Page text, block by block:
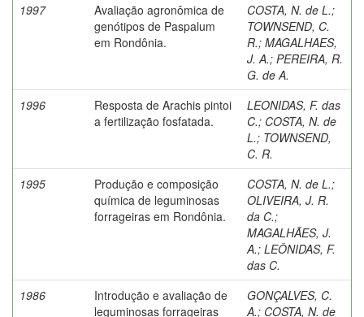
1997
Avaliação agronômica de
genótipos de Paspalum
em Rondônia.
COSTA, N. de L.;
TOWNSEND, C.
R.; MAGALHAES,
J. A.; PEREIRA, R.
G. de A.
1996
Resposta de Arachis pintoi
a fertilização fosfatada.
LEONIDAS, F. das
C.; COSTA, N. de
L.; TOWNSEND,
C. R.
1995
Produção e composição
química de leguminosas
forrageiras em Rondônia.
COSTA, N. de L.;
OLIVEIRA, J. R.
da C.;
MAGALHÃES, J.
A.; LEÔNIDAS, F.
das C.
1986
Introdução e avaliação de
leguminosas forrageiras
GONÇALVES, C.
A.; COSTA, N. de